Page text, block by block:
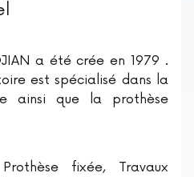
a été crée en 1979 .
est spécialisé dans la
ainsi que la prothèse
fixée, Travaux